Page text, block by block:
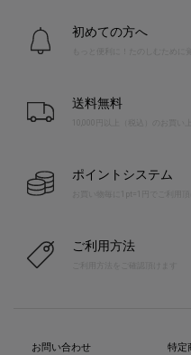
初めての方へ
送料無料
10,000円以上（税込）のお買い
ポイントシステム
お買い物毎に1pt=1円でご利用頂
ご利用方法
お問い合わせ
特定